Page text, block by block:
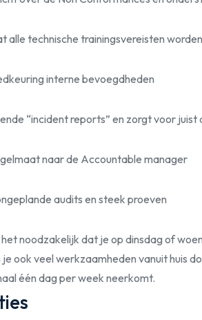
alle technische trainingsvereisten
interne bevoegdheden
“incident reports” en zorgt voor
naar de Accountable manager
audits en steek proeven
noodzakelijk dat je op dinsdag of
ook veel werkzaamheden vanuit huis
één dag per week neerkomt.